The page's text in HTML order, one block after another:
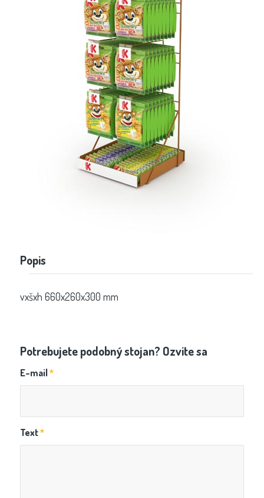
Popis
vxšxh 660x260x300 mm
Potrebujete podobný stojan? Ozvite sa
E-mail*
Text*